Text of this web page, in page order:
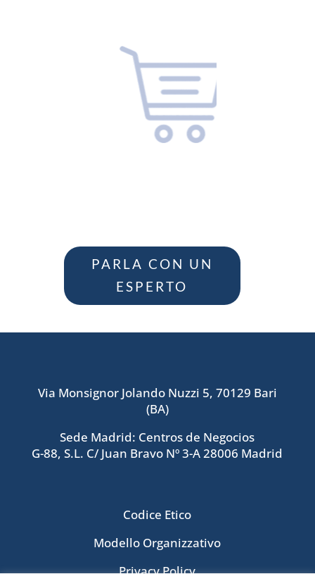
PARLA CON UN
ESPERTO
Via Monsignor Jolando Nuzzi 5, 70129 Bari
(BA)
Sede Madrid: Centros de Negocios
G-88, S.L. C/ Juan Bravo Nº 3-A 28006 Madrid
Codice Etico
Modello Organizzativo